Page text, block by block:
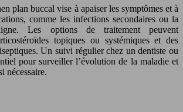
plan buccal vise à apaiser les symptômes et à
comme les infections secondaires ou la
Les options de traitement peuvent
topiques ou systémiques et des
Un suivi régulier chez un dentiste ou
pour surveiller l’évolution de la maladie et
nécessaire.